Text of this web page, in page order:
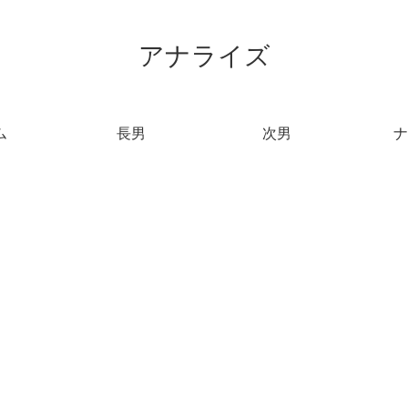
アナライズ
長男 次男